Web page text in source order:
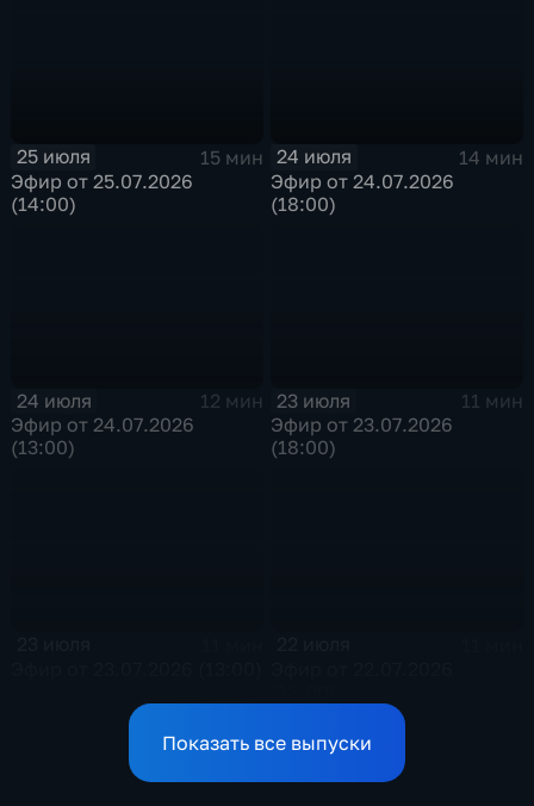
25 июля
15 мин
Эфир от 25.07.2026
(14:00)
24 июля
14 мин
Эфир от 24.07.2026
(18:00)
24 июля
12 мин
Эфир от 24.07.2026
(13:00)
23 июля
11 мин
Эфир от 23.07.2026
(18:00)
Показать все выпуски